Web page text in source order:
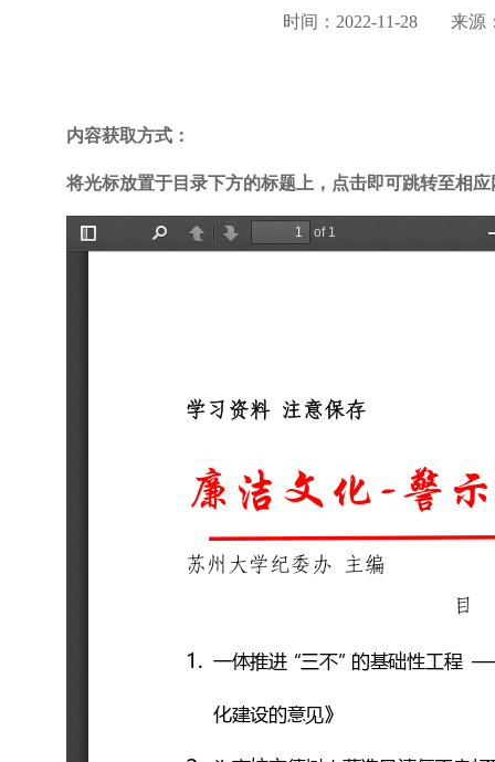
时间：2022-11-28 来源
内容获取方式：
将光标放置于目录下方的标题上，点击即可跳转至相